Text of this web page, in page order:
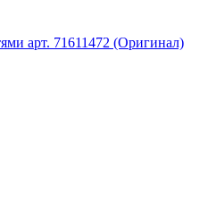
арт. 71611472 (Оригинал)